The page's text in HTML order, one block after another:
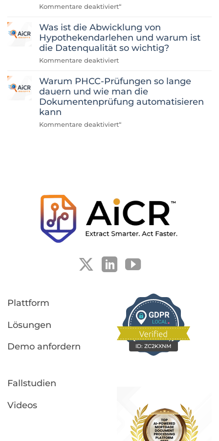
Kommentare deaktiviertfür
wir
beim
Aufbau
Automatisierung
Überprüfung
der
Hypothekenzahlungshistorie
haben
“
Was ist die Abwicklung von
Hypothekendarlehen und warum ist
die Datenqualität so wichtig?
Kommentare deaktiviertfür
ist
die
Abwicklung
von
und
Warum PHCC-Prüfungen so lange
dauern und wie man die
Dokumentenprüfung automatisieren
kann
Kommentare deaktiviertfür
wie
man
die
Dokumentenprüfung
“
Plattform
Lösungen
Demo anfordern
Fallstudien
Videos
ID: ZC2KXNM